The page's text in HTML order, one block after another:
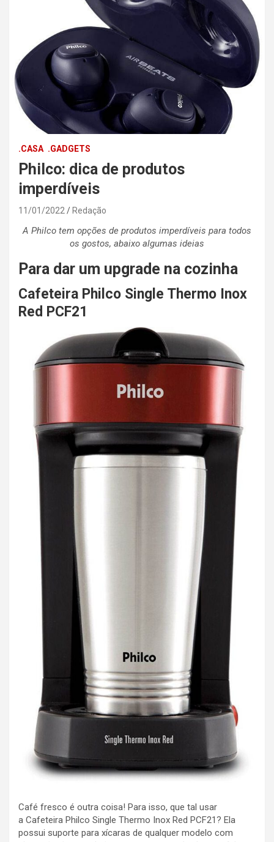
.CASA .GADGETS
Philco: dica de produtos
imperdíveis
11/01/2022 Redação
A Philco tem opções de produtos imperdíveis para todos
os gostos, abaixo algumas ideias
Para dar um upgrade na cozinha
Cafeteira Philco Single Thermo Inox
Red PCF21
Café fresco é outra coisa! Para isso, que tal usar
a Cafeteira Philco Single Thermo Inox Red PCF21? Ela
possui suporte para xícaras de qualquer modelo com